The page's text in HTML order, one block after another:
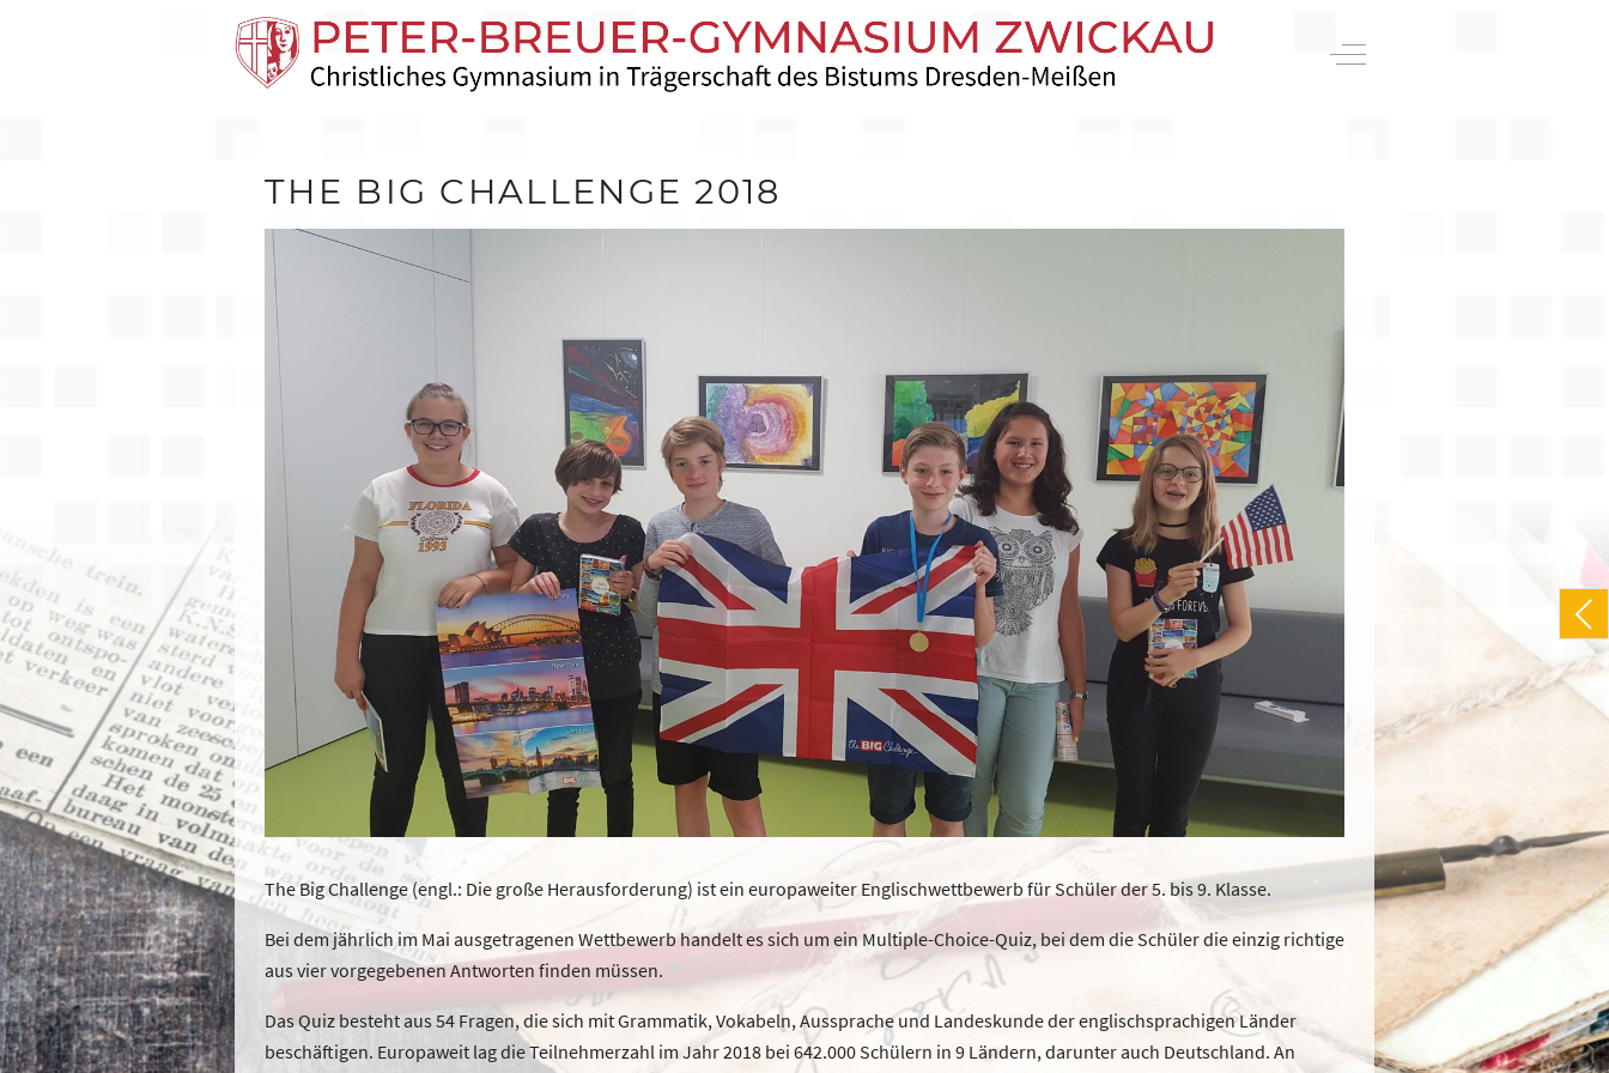
Off-Canvas Toggle
THE BIG CHALLENGE 2018
The Big Challenge (engl.: Die große Herausforderung) ist ein europaweiter Englischwettbewerb für Schüler der 5. bis 9. Klasse.
Bei dem jährlich im Mai ausgetragenen Wettbewerb handelt es sich um ein Multiple-Choice-Quiz, bei dem die Schüler die einzig richtige
aus vier vorgegebenen Antworten finden müssen.
Das Quiz besteht aus 54 Fragen, die sich mit Grammatik, Vokabeln, Aussprache und Landeskunde der englischsprachigen Länder
beschäftigen. Europaweit lag die Teilnehmerzahl im Jahr 2018 bei 642.000 Schülern in 9 Ländern, darunter auch Deutschland. An